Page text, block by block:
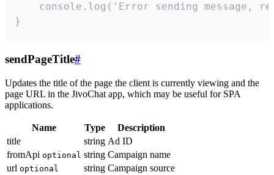
console.log('Error sending message,
}
sendPageTitle#
Updates the title of the page the client is currently viewing and the
page URL in the JivoChat app, which may be useful for SPA
applications.
Name Type
Description
title
string Ad ID
fromApi optional string Campaign name
url optional string Campaign source